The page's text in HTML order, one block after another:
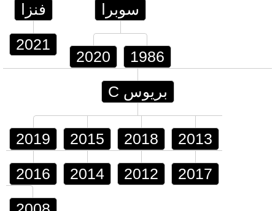
فنزا
2021
سوبرا
2020 1986
بريوس C
2019 2015 2018 2013
2016 2014 2012 2017